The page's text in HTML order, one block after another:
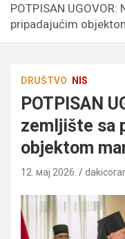
POTPISAN
pripadajućim
DRUŠTVO NIS
POTPISAN
zemljište sa
objektom
12. мај 2026.